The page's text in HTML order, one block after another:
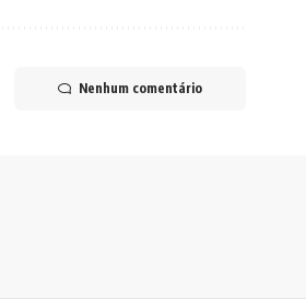
Nenhum comentário